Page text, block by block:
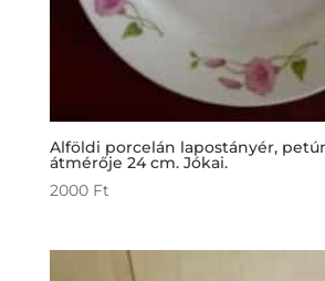
Alföldi porcelán lapostányér,
átmérője 24 cm. Jókai.
2000 Ft